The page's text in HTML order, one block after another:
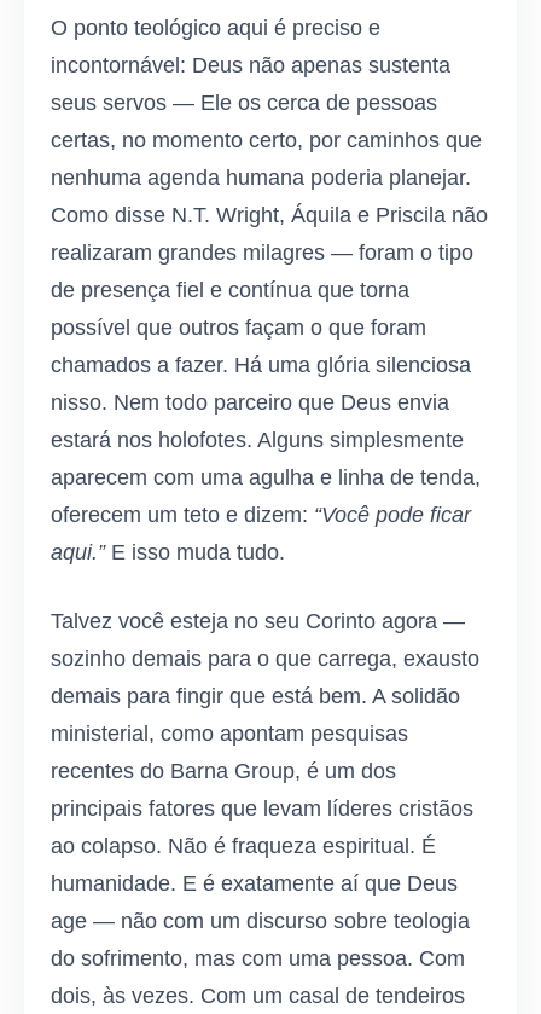
O ponto teológico aqui é preciso e
incontornável: Deus não apenas sustenta
seus servos — Ele os cerca de pessoas
certas, no momento certo, por caminhos que
nenhuma agenda humana poderia planejar.
Como disse N.T. Wright, Áquila e Priscila não
realizaram grandes milagres — foram o tipo
de presença fiel e contínua que torna
possível que outros façam o que foram
chamados a fazer. Há uma glória silenciosa
nisso. Nem todo parceiro que Deus envia
estará nos holofotes. Alguns simplesmente
aparecem com uma agulha e linha de tenda,
oferecem um teto e dizem: “Você pode ficar
aqui.”E isso muda tudo.
Talvez você esteja no seu Corinto agora —
sozinho demais para o que carrega, exausto
demais para fingir que está bem. A solidão
ministerial, como apontam pesquisas
recentes do Barna Group, é um dos
principais fatores que levam líderes cristãos
ao colapso. Não é fraqueza espiritual. É
humanidade. E é exatamente aí que Deus
age — não com um discurso sobre teologia
do sofrimento, mas com uma pessoa. Com
dois, às vezes. Com um casal de tendeiros